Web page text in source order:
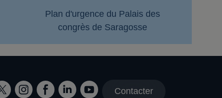
Plan d'urgence du Palais des
congrès de Saragosse
Contacter